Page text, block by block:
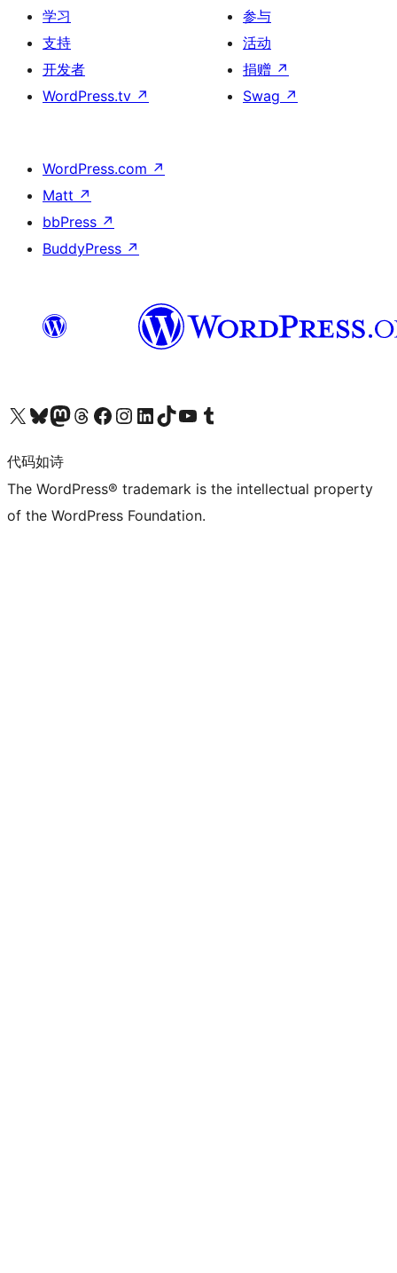
学习
支持
开发者
WordPress.tv ↗
参与
活动
捐赠 ↗
Swag ↗
WordPress.com ↗
Matt ↗
bbPress ↗
BuddyPress ↗
关注我们的 X（原 Twitter）账号访问我们的 Bluesky 账号关注我们的 Mastodon 账号访问我们的 Threads 账号 访问我们的 Facebook 公共主页关注我们的 Instagram 账号 关注我们的 LinkedIn 主页访问我们的 TikTok 账号访问我们的 YouTube 频道 访问我们的 Tumblr 账号
代码如诗
The WordPress® trademark is the intellectual property
of the WordPress Foundation.